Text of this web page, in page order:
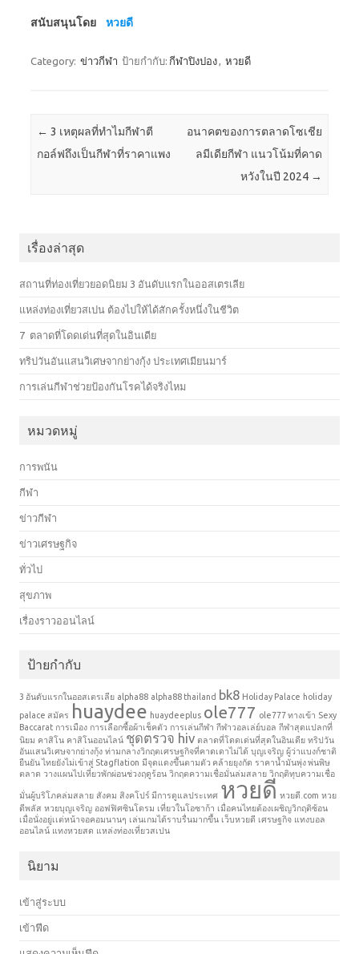
สนับสนุนโดย หวยดี
Category: ข่าวกีฬา ป้ายกำกับ: กีฬาปิงปอง, หวยดี
Post navigation
← 3 เหตุผลที่ทำไมกีฬาตี
กอล์ฟถึงเป็นกีฬาที่ราคาแพง
อนาคตของการตลาดโซเชีย
ลมีเดียกีฬา แนวโน้มที่คาด
หวังในปี 2024 →
เรื่องล่าสุด
สถานที่ท่องเที่ยวยอดนิยม 3 อันดับแรกในออสเตรเลีย
แหล่งท่องเที่ยวสเปน ต้องไปให้ได้สักครั้งหนึ่งในชีวิต
7 ตลาดที่โดดเด่นที่สุดในอินเดีย
ทริปวันอันแสนวิเศษจากย่างกุ้ง ประเทศเมียนมาร์
การเล่นกีฬาช่วยป้องกันโรคได้จริงไหม
หมวดหมู่
การพนัน
กีฬา
ข่าวกีฬา
ข่าวเศรษฐกิจ
ทั่วไป
สุขภาพ
เรื่องราวออนไลน์
ป้ายกำกับ
3 อันดับแรกในออสเตรเลีย alpha88 alpha88 thailand bk8 Holiday Palace holiday
palace สมัคร huaydee huaydeeplus ole777 ole777 ทางเข้า Sexy
Baccarat การเมือง การเลือกซื้อผ้าเช็คตัว การเล่นกีฬา กีฬาวอลเล่ย์บอล กีฬาสุดแปลกที่
นิยม คาสิโน คาสิโนออนไลน์ ชุดตรวจ hiv ตลาดที่โดดเด่นที่สุดในอินเดีย ทริปวัน
อันแสนวิเศษจากย่างกุ้ง ท่ามกลางวิกฤตเศรษฐกิจที่คาดเดาไม่ได้ บุญเจริญ ผู้ว่าแบงก์ชาติ
ยืนยัน ไทยยังไม่เข้าสู่ Stagflation มีจุดแดงขึ้นตามตัว คล้ายยุงกัด ราคาน้ำมันพุ่ง พ่นพิษ
ตลาด วางแผนไปเที่ยวพักผ่อนช่วงฤดูร้อน วิกฤตความเชื่อมั่นล่มสลาย วิกฤติทุบความเชื่อ
มั่นผู้บริโภคล่มสลาย สังคม สิงคโปร์ มีการดูแลประเทศ หวยดี หวยดี.com หวย
ดีพลัส หวยบุญเจริญ ออฟฟิศซินโดรม เที่ยวในโอซาก้า เมื่อคนไทยต้องเผชิญวิกฤติซ้อน
เมื่อนั่งอยู่เเต่หน้าจอคอมนานๆ เล่นเกมได้ราบรื่นมากขึ้น เว็บหวยดี เศรษฐกิจ แทงบอล
ออนไลน์ แทงหวยสด แหล่งท่องเที่ยวสเปน
นิยาม
เข้าสู่ระบบ
เข้าฟีด